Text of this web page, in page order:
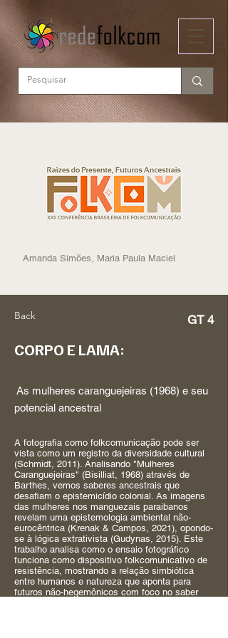
Amanda Simões, Maria Paula Maciel
Back GT 4
CORPO E LAMA:
As mulheres caranguejeiras (1968) e seu
potencial ancestral
A fotografia como folkcomunicação pode ser
vista como um registro da diversidade cultural
(Schmidt, 2011). Analisando "Mulheres
Caranguejeiras" (Bisilliat, 1968) através de
Barthes, vemos saberes ancestrais que
desafiam o epistemicídio colonial. As imagens
das mulheres nos manguezais paraibanos
revelam uma epistemologia ambiental não-
eurocêntrica (Krenak & Campos, 2021), opondo-
se à lógica extrativista (Gudynas, 2015). Este
trabalho analisa como o ensaio fotográfico
funciona como dispositivo folkcomunicativo de
resistência, mostrando a relação simbiótica
entre humanos e natureza que aponta para
futuros não-hegemônicos com foco no saber